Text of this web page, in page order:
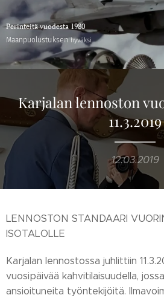
Perinteitä vuodesta 1980
Maanpuolustuksenhyväksi
Karjalan lennoston
11.3.2019
12.03.2019
LENNOSTON STANDAARI
ISOTALOLLE
Karjalan lennostossa juhlittiin
vuosipäivää kahvitilaisuudella,
ansioituneita työntekijöitä.